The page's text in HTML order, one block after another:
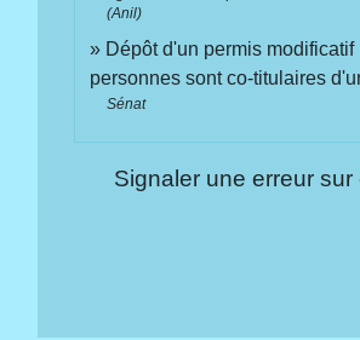
(Anil)
Dépôt d'un permis modificatif
personnes sont co-titulaires
Sénat
Signaler une erreur sur